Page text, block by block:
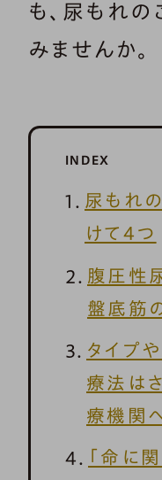
も、尿もれの
みませんか。
INDEX
尿もれ
けて4つ
腹圧性
盤底筋
タイプ
療法は
療機関
「命に